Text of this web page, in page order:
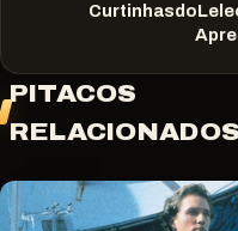
PITACOS
RELACIONADOS